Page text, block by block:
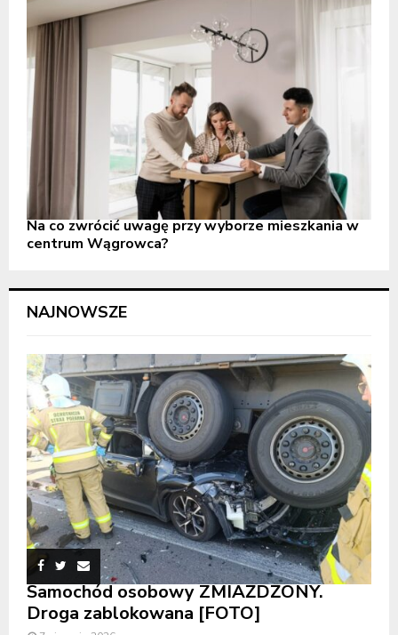
Na co zwrócić uwagę przy wyborze mieszkania w
centrum Wągrowca?
NAJNOWSZE
Samochód osobowy ZMIAŻDŻONY.
Droga zablokowana [FOTO]